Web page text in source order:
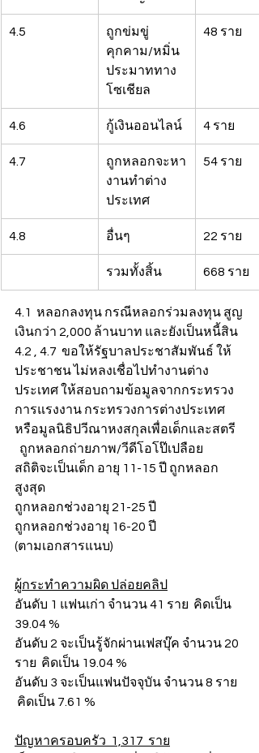
4.5
ถูกข่มขู่
คุกคาม/หมิ่น
ประมาททาง
โซเชียล
48 ราย
4.6 กู้เงินออนไลน์ 4 ราย
4.7
ถูกหลอกจะหา
งานทำต่าง
ประเทศ
54 ราย
4.8 อื่นๆ 22 ราย
รวมทั้งสิ้น 668 ราย
4.1  หลอกลงทุน กรณีหลอกร่วมลงทุน สูญ
เงินกว่า 2,000 ล้านบาท และยังเป็นหนี้สิน
4.2 , 4.7  ขอให้รัฐบาลประชาสัมพันธ์ ให้
ประชาชน ไม่หลงเชื่อไปทำงานต่าง
ประเทศ ให้สอบถามข้อมูลจากกระทรวง
การแรงงาน กระทรวงการต่างประเทศ
หรือมูลนิธิปวีณาหงสกุลเพื่อเด็กและสตรี
ถูกหลอกถ่ายภาพ/วีดีโอโป๊เปลือย
สถิติจะเป็นเด็ก อายุ 11-15 ปี ถูกหลอก
สูงสุด
ถูกหลอกช่วงอายุ 21-25 ปี
ถูกหลอกช่วงอายุ 16-20 ปี
(ตามเอกสารแนบ)
ผู้กระทำความผิด ปล่อยคลิป
อันดับ 1 แฟนเก่า จำนวน 41 ราย  คิดเป็น
39.04 %
อันดับ 2 จะเป็นรู้จักผ่านเฟสบุ๊ค จำนวน 20
ราย  คิดเป็น 19.04 %
อันดับ 3 จะเป็นแฟนปัจจุบัน จำนวน 8 ราย
คิดเป็น 7.61 %
ปัญหาครอบครัว  1,317  ราย